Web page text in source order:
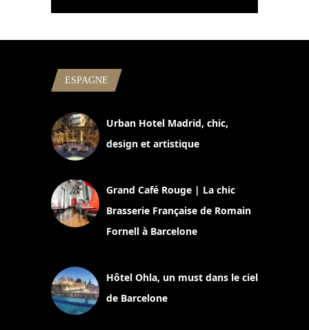
ESPAGNE
Urban Hotel Madrid, chic,
design et artistique
Grand Café Rouge | La chic
Brasserie Française de Romain
Fornell à Barcelone
Hôtel Ohla, un must dans le ciel
de Barcelone